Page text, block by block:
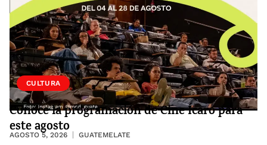
CULTURA
Conoce la programación de Cine Ícaro para
este agosto
AGOSTO 5, 2026 GUATEMELATE